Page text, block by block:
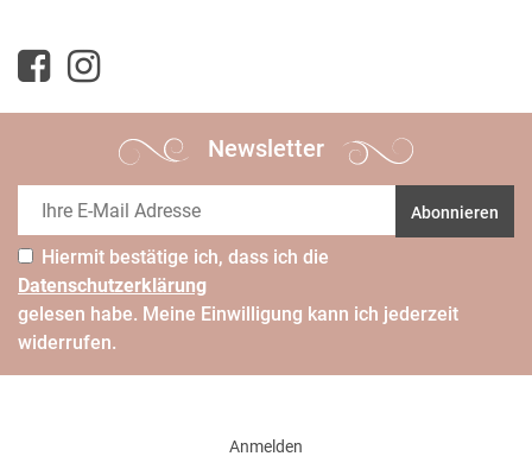
Newsletter
Abonnieren
Hiermit bestätige ich, dass ich die
Daten­schutz­erklärung
gelesen habe. Meine Einwilligung kann ich jederzeit
widerrufen.
Anmelden